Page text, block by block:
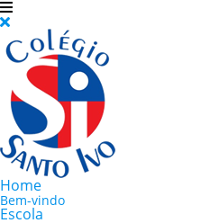
Home
Bem-vindo
Escola